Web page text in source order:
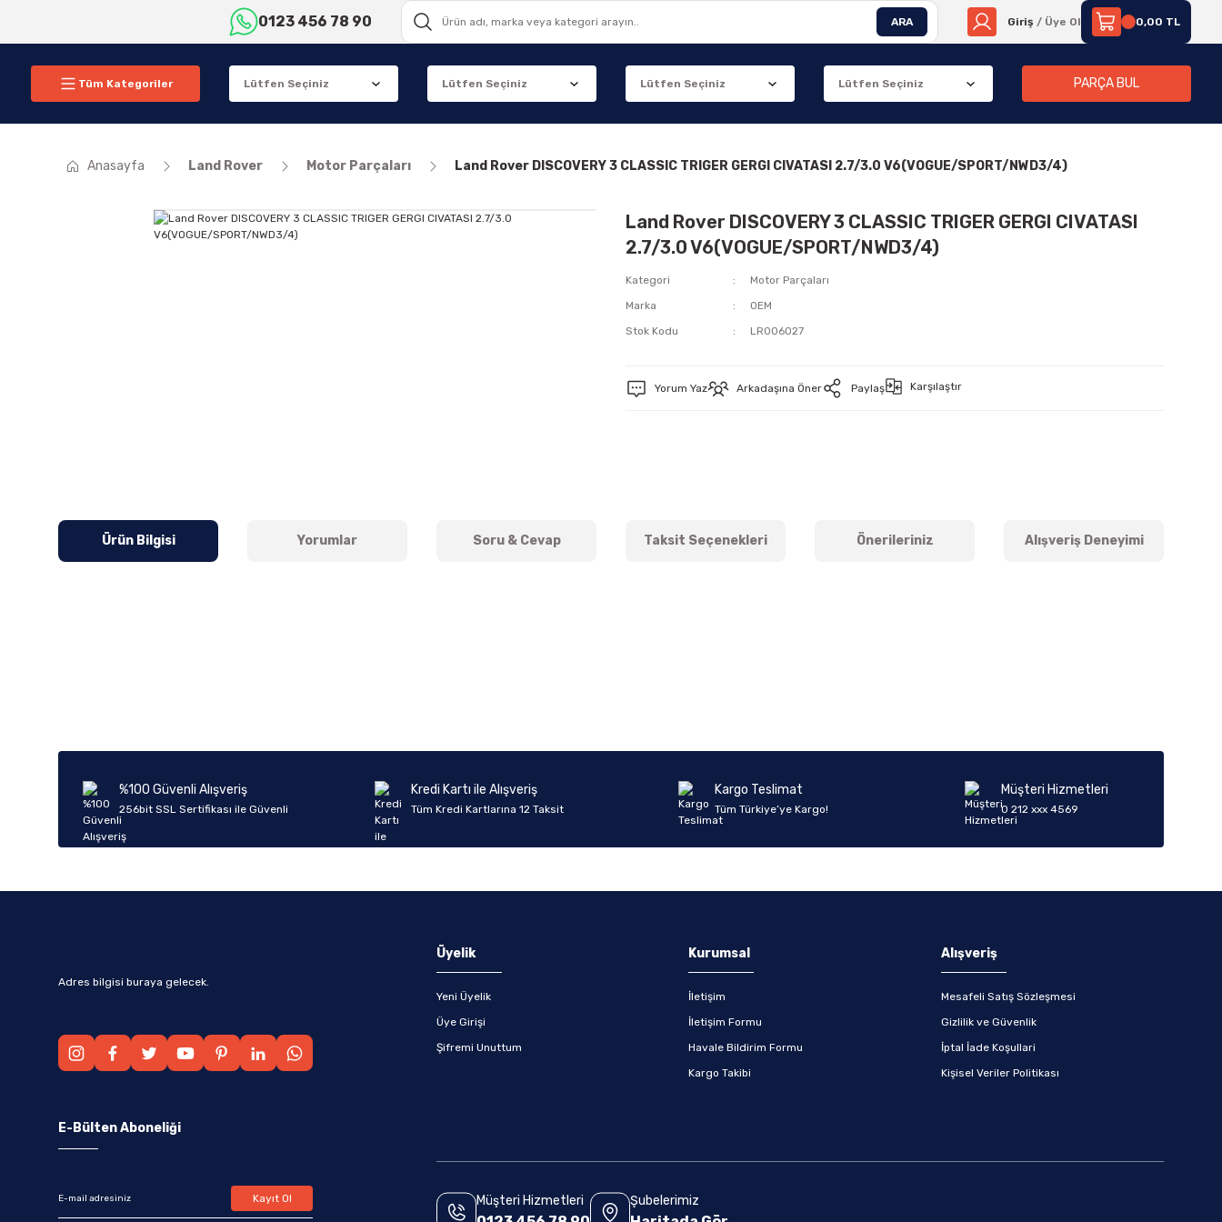
0123 456 78 90 ARA Giriş / Üye Ol 0,00 TL
Tüm Kategoriler PARÇA BUL
Anasayfa Land Rover Motor Parçaları Land Rover DISCOVERY 3 CLASSIC TRIGER GERGI CIVATASI 2.7/3.0 V6(VOGUE/SPORT/NWD3/4)
Land Rover DISCOVERY 3 CLASSIC TRIGER GERGI CIVATASI
2.7/3.0 V6(VOGUE/SPORT/NWD3/4)
Kategori
Motor Parçaları
Marka
OEM
Stok Kodu
LR006027
Yorum Yaz Arkadaşına Öner Paylaş Karşılaştır
Ürün Bilgisi Yorumlar Soru & Cevap Taksit Seçenekleri Önerileriniz Alışveriş Deneyimi
Ürün fiyatı diğer sitelerden daha pahalı.
Bu ürüne benzer farklı alternatifler olmalı.
%100 Güvenli Alışveriş
256bit SSL Sertifikası ile Güvenli
Kredi Kartı ile Alışveriş
Tüm Kredi Kartlarına 12 Taksit
Kargo Teslimat
Tüm Türkiye’ye Kargo!
Müşteri Hizmetleri
0 212 xxx 4569
Adres bilgisi buraya gelecek.
Üyelik
Yeni Üyelik
Üye Girişi
Şifremi Unuttum
Kurumsal
İletişim
İletişim Formu
Havale Bildirim Formu
Kargo Takibi
Alışveriş
Mesafeli Satış Sözleşmesi
Gizlilik ve Güvenlik
İptal İade Koşullari
Kişisel Veriler Politikası
E-Bülten Aboneliği
Kayıt Ol Müşteri Hizmetleri Şubelerimiz